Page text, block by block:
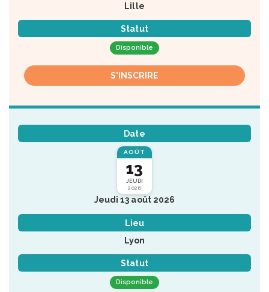
Lille
Statut
Disponible
S'INSCRIRE
Date
AOÛT
13
JEUDI
2026
Jeudi 13 août 2026
Lieu
Lyon
Statut
Disponible